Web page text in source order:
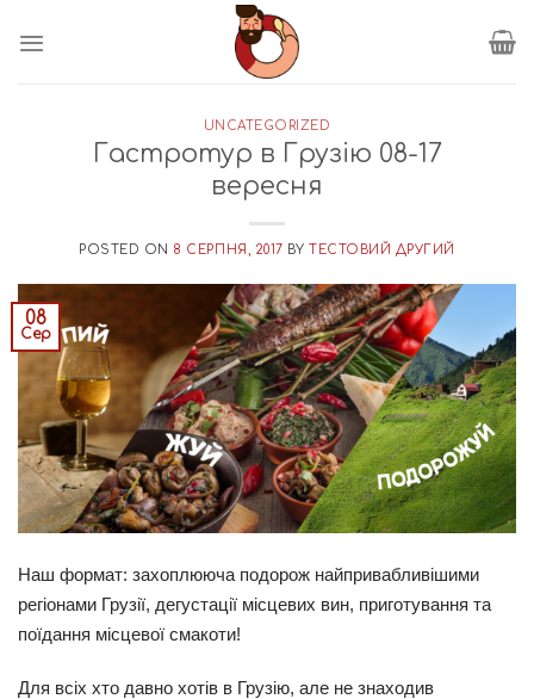
UNCATEGORIZED
Гастротур в Грузію 08-17
вересня
POSTED ON 8 СЕРПНЯ, 2017 BY ТЕСТОВИЙ ДРУГИЙ
08
Сер
Наш формат: захоплююча подорож найпривабливішими
регіонами Грузії, дегустації місцевих вин, приготування та
поїдання місцевої смакоти!
Для всіх хто давно хотів в Грузію, але не знаходив